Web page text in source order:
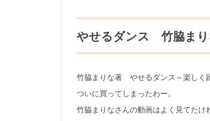
やせるダンス 竹脇ま
竹脇まりな著 やせるダンス～楽しく
ついに買ってしまったわー。
竹脇まりなさんの動画はよく見てた